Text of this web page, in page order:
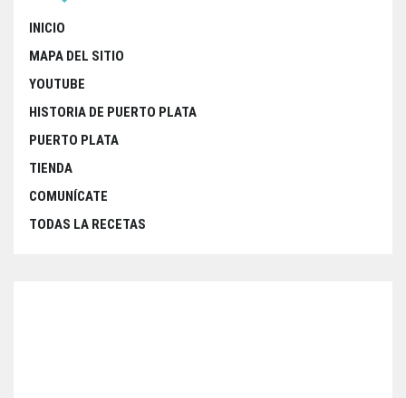
INICIO
MAPA DEL SITIO
YOUTUBE
HISTORIA DE PUERTO PLATA
PUERTO PLATA
TIENDA
COMUNÍCATE
TODAS LA RECETAS